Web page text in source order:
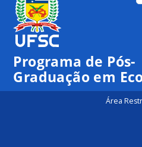
Programa de Pós-
Graduação em
Área